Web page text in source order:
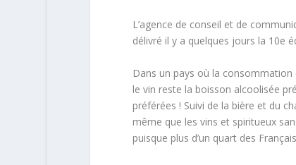
L’agence de conseil et de
délivré il y a quelques jours la 10e
Dans un pays où la consommation
le vin reste la boisson alcoolisée
préférées ! Suivi de la bière et du
même que les vins et spiritueux
puisque plus d’un quart des